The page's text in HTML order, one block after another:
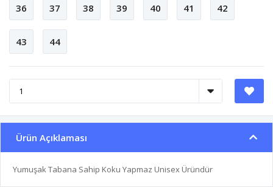
36 37 38 39 40 41 42
43 44
Ürün Açıklaması
Yumuşak Tabana Sahip Koku Yapmaz Unisex Üründür